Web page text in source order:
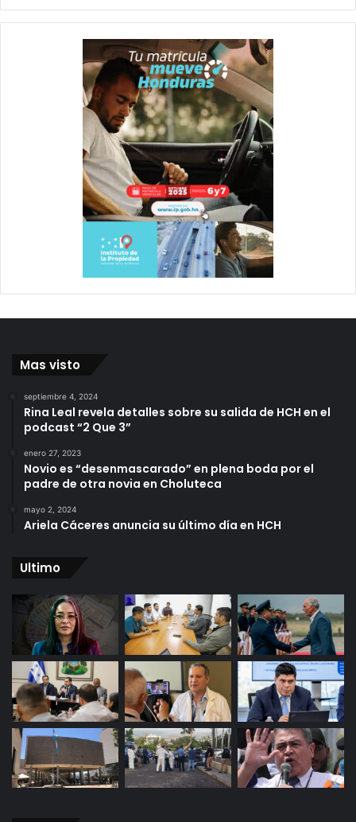
Mas visto
septiembre 4, 2024
Rina Leal revela detalles sobre su salida de HCH en el
podcast “2 Que 3”
enero 27, 2023
Novio es “desenmascarado” en plena boda por el
padre de otra novia en Choluteca
mayo 2, 2024
Ariela Cáceres anuncia su último día en HCH
Ultimo